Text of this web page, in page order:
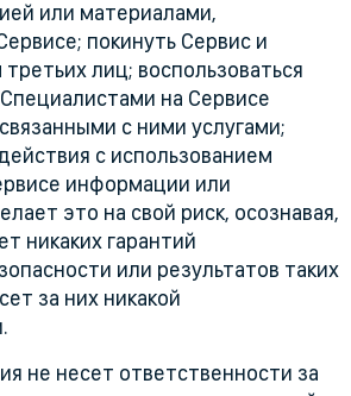
или материалами,
покинуть Сервис и
лиц; воспользоваться
на Сервисе
с ними услугами;
с использованием
информации или
это на свой риск, осознавая,
никаких гарантий
или результатов таких
за них никакой
не несет ответственности за